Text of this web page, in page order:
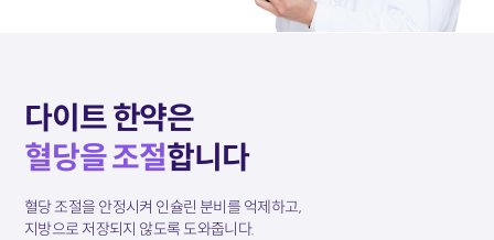
다이트 한약은
혈당을 조절합니다
혈당 조절을 안정시켜 인슐린 분비를 억제하고,
지방으로 저장되지 않도록 도와줍니다.